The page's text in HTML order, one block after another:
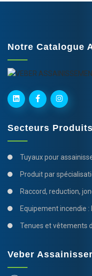
Notre Catalogue
Secteurs Produits
Tuyaux pour
Produit par
Raccord, reduction,
Equipement incendie :
Tenues et vêtements
Veber